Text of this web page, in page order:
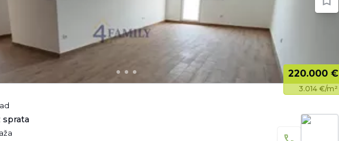
220.000 €
3.014 €/m²
sprata